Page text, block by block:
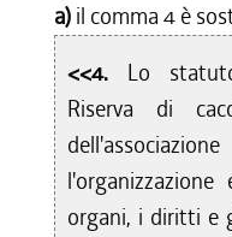
a) il comma 4 è
<<4. Lo
Riserva di
organi, i diritti e